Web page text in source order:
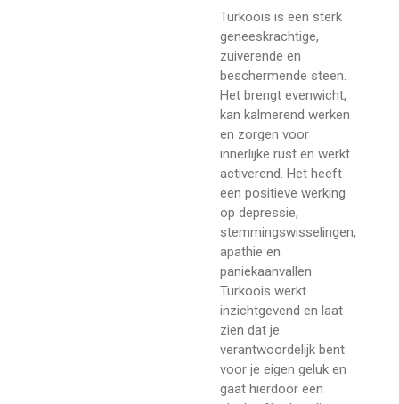
Turkoois is een sterk
geneeskrachtige,
zuiverende en
beschermende steen.
Het brengt evenwicht,
kan kalmerend werken
en zorgen voor
innerlijke rust en werkt
activerend. Het heeft
een positieve werking
op depressie,
stemmingswisselingen,
apathie en
paniekaanvallen.
Turkoois werkt
inzichtgevend en laat
zien dat je
verantwoordelijk bent
voor je eigen geluk en
gaat hierdoor een